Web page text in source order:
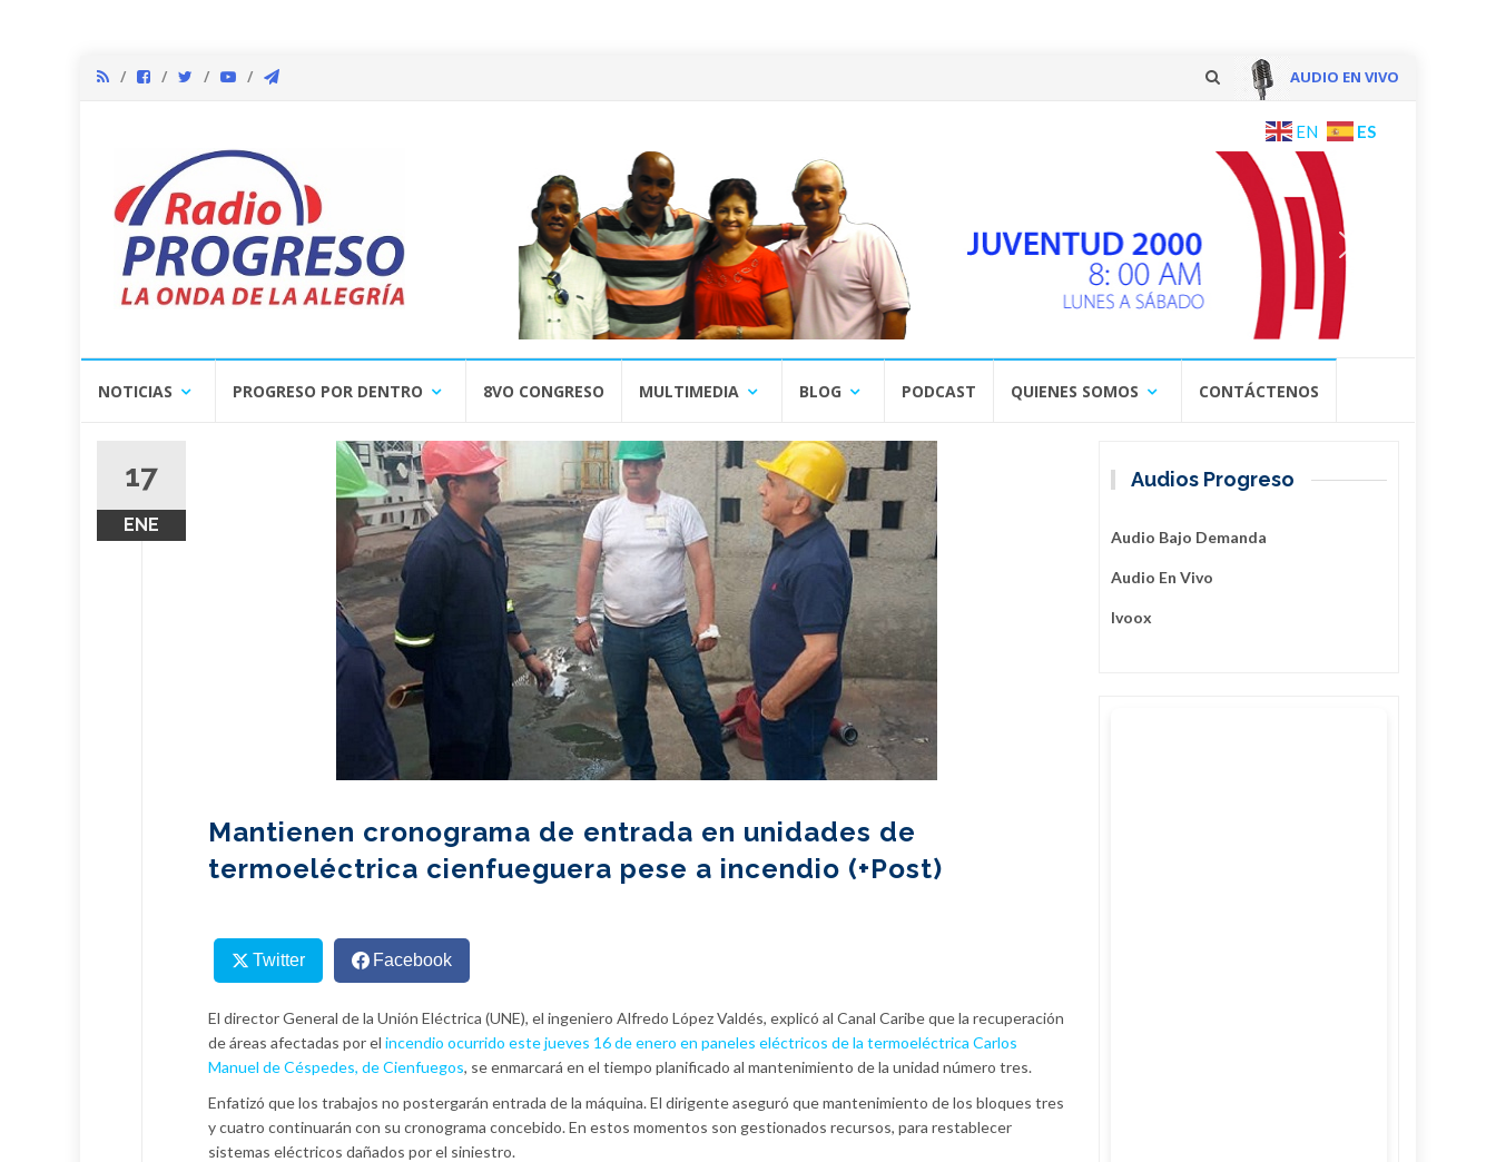
AUDIO EN VIVO
content
EN ES
NOTICIAS PROGRESO POR DENTRO 8VO CONGRESO MULTIMEDIA BLOG PODCAST QUIENES SOMOS CONTÁCTENOS
17
ENE
Mantienen cronograma de entrada en unidades de
termoeléctrica cienfueguera pese a incendio (+Post)
Twitter Facebook
El director General de la Unión Eléctrica (UNE), el ingeniero Alfredo López Valdés, explicó al Canal Caribe que la recuperación
de áreas afectadas por el incendio ocurrido este jueves 16 de enero en paneles eléctricos de la termoeléctrica Carlos
Manuel de Céspedes, de Cienfuegos, se enmarcará en el tiempo planificado al mantenimiento de la unidad número tres.
Enfatizó que los trabajos no postergarán entrada de la máquina. El dirigente aseguró que mantenimiento de los bloques tres
y cuatro continuarán con su cronograma concebido. En estos momentos son gestionados recursos, para restablecer
sistemas eléctricos dañados por el siniestro.
Audios Progreso
Audio Bajo Demanda
Audio En Vivo
Ivoox